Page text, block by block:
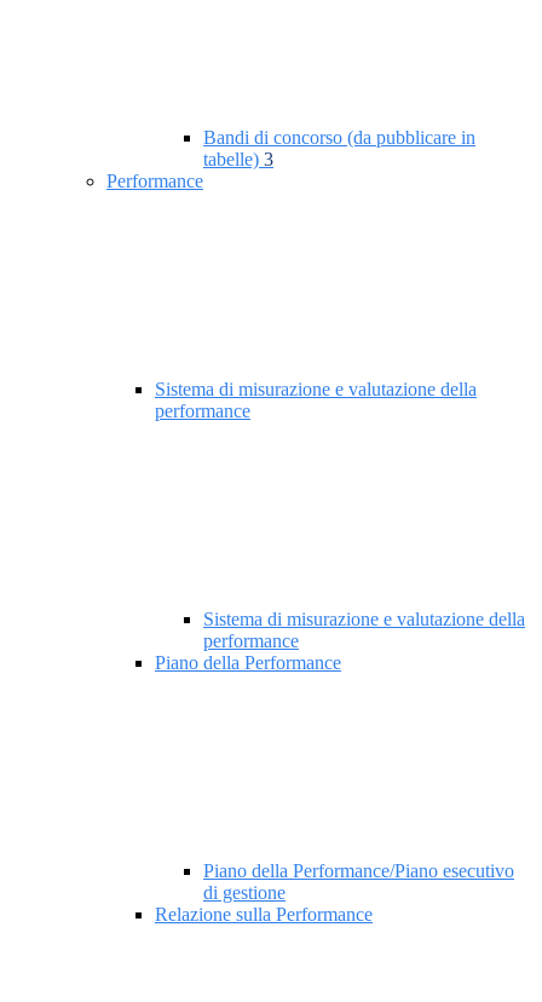
Bandi di concorso (da pubblicare in
tabelle) 3
Performance
Sistema di misurazione e valutazione della
performance
Sistema di misurazione e valutazione della
performance
Piano della Performance
Piano della Performance/Piano esecutivo
di gestione
Relazione sulla Performance